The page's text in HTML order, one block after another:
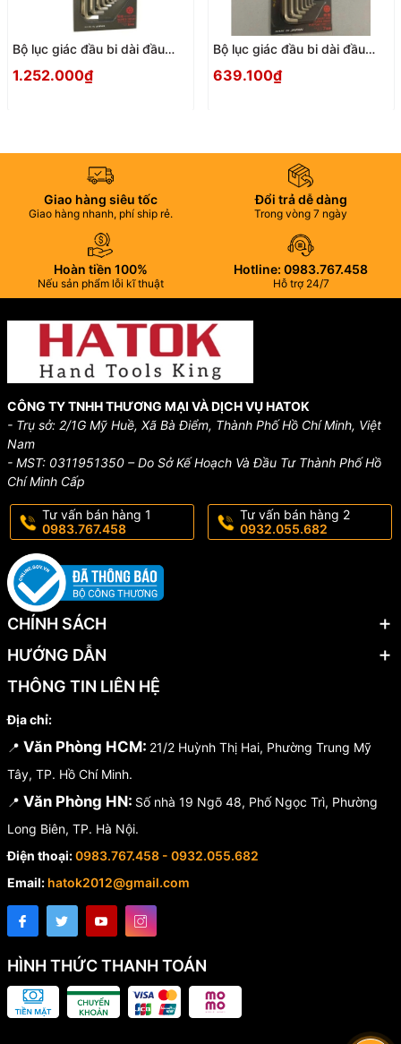
Bộ lục giác đầu bi dài đầu
1.252.000₫
Bộ lục giác đầu bi dài đầu
639.100₫
Giao hàng siêu tốc
Giao hàng nhanh, phí ship rẻ.
Đổi trả dễ dàng
Trong vòng 7 ngày
Hoàn tiền 100%
Nếu sản phẩm lỗi kĩ thuật
Hotline: 0983.767.458
Hỗ trợ 24/7
CÔNG TY TNHH THƯƠNG MẠI VÀ DỊCH VỤ HATOK
- Trụ sở: 2/1G Mỹ Huề, Xã Bà Điểm, Thành Phố Hồ Chí Minh, Việt
Nam
- MST: 0311951350 – Do Sở Kế Hoạch Và Đầu Tư Thành Phố Hồ
Chí Minh Cấp
Tư vấn bán hàng 1
0983.767.458
Tư vấn bán hàng 2
0932.055.682
CHÍNH SÁCH
HƯỚNG DẪN
THÔNG TIN LIÊN HỆ
Địa chỉ:
📍 Văn Phòng HCM: 21/2 Huỳnh Thị Hai, Phường Trung Mỹ
Tây, TP. Hồ Chí Minh.
📍 Văn Phòng HN: Số nhà 19 Ngõ 48, Phố Ngọc Trì, Phường
Long Biên, TP. Hà Nội.
Điện thoại:0983.767.458 - 0932.055.682
Email: hatok2012@gmail.com
HÌNH THỨC THANH TOÁN